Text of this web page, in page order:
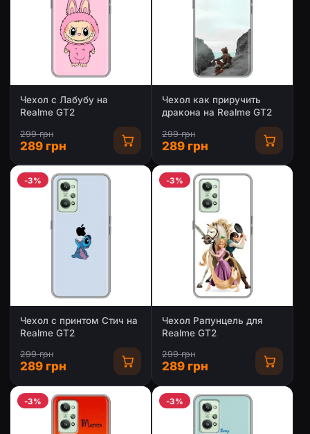
Чехол с Лабубу на
Realme GT2
299 грн
289 грн
Чехол как приручить
дракона на Realme GT2
299 грн
289 грн
-3%
Чехол с принтом Стич на
Realme GT2
299 грн
289 грн
-3%
Чехол Рапунцель для
Realme GT2
299 грн
289 грн
-3% -3%